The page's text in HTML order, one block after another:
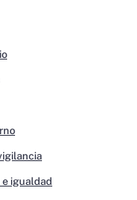
igualdad